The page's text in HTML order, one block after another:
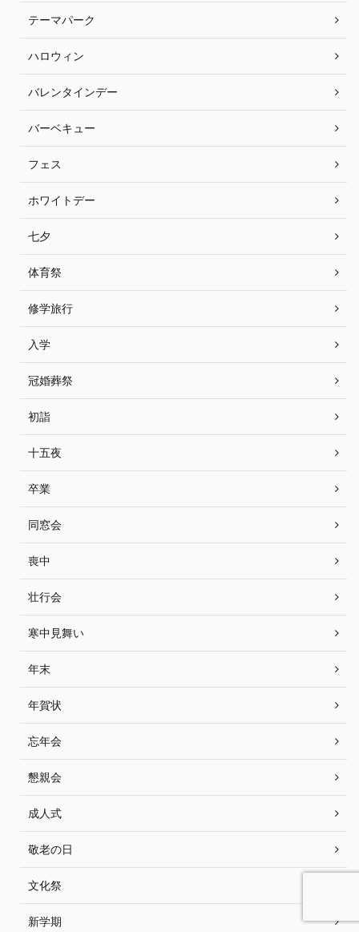
テーマパーク
ハロウィン
バレンタインデー
バーベキュー
フェス
ホワイトデー
七夕
体育祭
修学旅行
入学
冠婚葬祭
初詣
十五夜
卒業
同窓会
喪中
壮行会
寒中見舞い
年末
年賀状
忘年会
懇親会
成人式
敬老の日
文化祭
新学期